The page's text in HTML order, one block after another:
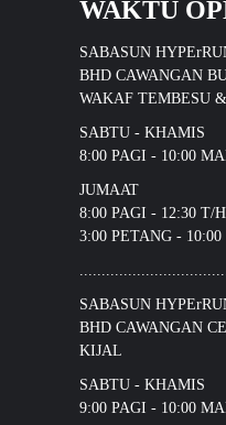
WAKTU
SABASUN
BHD CAWANGAN
WAKAF TEMBESU
SABTU - KHAMIS
8:00 PAGI - 10:00
JUMAAT
8:00 PAGI - 12:30 T/
3:00 PETANG -
SABASUN
BHD CAWANGAN
KIJAL
SABTU - KHAMIS
9:00 PAGI - 10:00